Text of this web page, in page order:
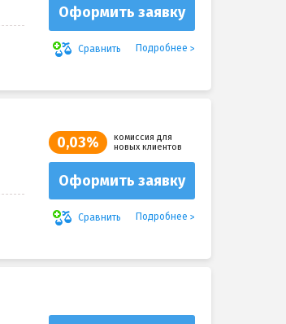
Оформить заявку
Сравнить Подробнее
0,03%
комиссия для
новых клиентов
Оформить заявку
Сравнить Подробнее